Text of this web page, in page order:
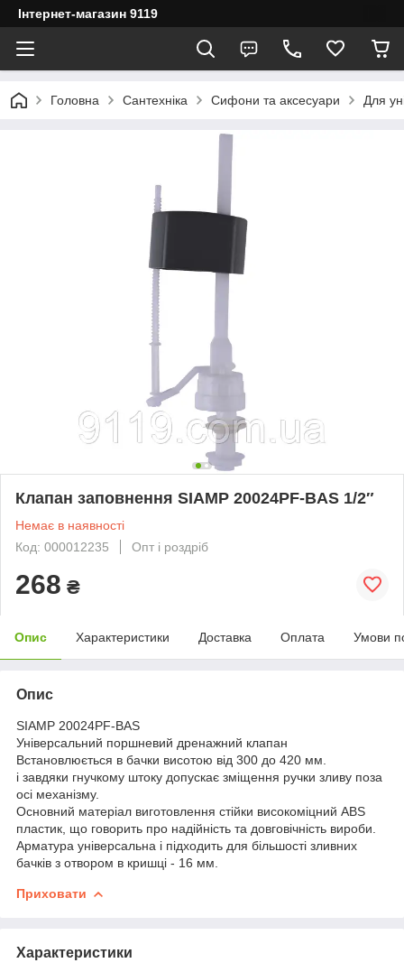
Інтернет-магазин 9119
Головна Сантехніка Сифони та аксесуари Для
Клапан заповнення SIAMP 20024PF-BAS 1/2″
Немає в наявності
Код: 000012235
Опт і роздріб
268 ₴
Опис Характеристики Доставка Оплата Умови
Опис
SIAMP 20024PF-BAS
Універсальний поршневий дренажний клапан
Встановлюється в бачки висотою від 300 до 420 мм.
і завдяки гнучкому штоку допускає зміщення ручки зливу поза
осі механізму.
Основний матеріал виготовлення стійки високоміцний ABS
пластик, що говорить про надійність та довговічність вироби.
Арматура універсальна і підходить для більшості зливних
бачків з отвором в кришці - 16 мм.
Приховати
Характеристики